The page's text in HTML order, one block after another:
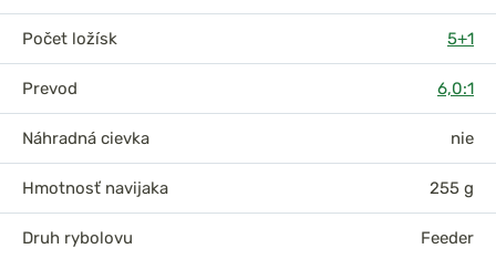
Počet ložísk 5+1
Prevod 6,0:1
Náhradná cievka nie
Hmotnosť navijaka 255 g
Druh rybolovu Feeder